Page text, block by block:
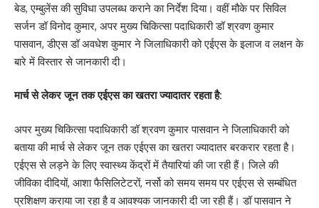
बेड, एम्बुलेंस की सुविधा उपलब्ध कराने का निर्देश दिया। वहीं मौके पर सिविल
सर्जन डॉ विनोद कुमार, अपर मुख्य चिकित्सा पदाधिकारी डॉ श्रवण कुमार
पासवान, डीएस डॉ अवधेश कुमार ने जिलाधिकारी को एईएस के इलाज व लक्षन के
बारे में विस्तार से जानकारी दी।
मार्च से लेकर जून तक एईएस का खतरा ज्यादातर रहता है:
अपर मुख्य चिकित्सा पदाधिकारी डॉ श्रवण कुमार पासवान ने जिलाधिकारी को
बताया की मार्च से लेकर जून तक एईएस का खतरा ज्यादातर बरकरार रहता है।
एईएस से लड़ने के लिए स्वास्थ्य केंद्रों में तैयारियां की जा रही हैं। जिले की
जीविका दीदियों, आशा फैसिलिटेटरों, नर्सो को समय समय पर एईएस से सम्बंधित
प्रशिक्षण कराया जा रहा है व आवश्यक जानकारी दी जा रही हैं। डॉ पासवान ने